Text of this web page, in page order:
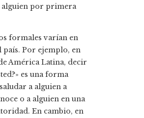
alguien por primera
formales varían en
país. Por ejemplo, en
América Latina, decir
es una forma
a alguien a
o a alguien en una
En cambio, en